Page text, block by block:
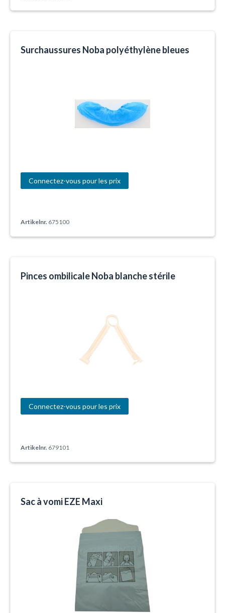
Surchaussures Noba polyéthylène bleues
Connectez-vous pour les prix
Artikelnr. 675100
Pinces ombilicale Noba blanche stérile
Connectez-vous pour les prix
Artikelnr. 679101
Sac à vomi EZE Maxi